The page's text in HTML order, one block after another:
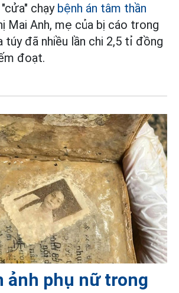
chạy bệnh án tâm thần
Mai Anh, mẹ của bị cáo trong
túy đã nhiều lần chi 2,5 tỉ đồng
đoạt.
ảnh phụ nữ trong